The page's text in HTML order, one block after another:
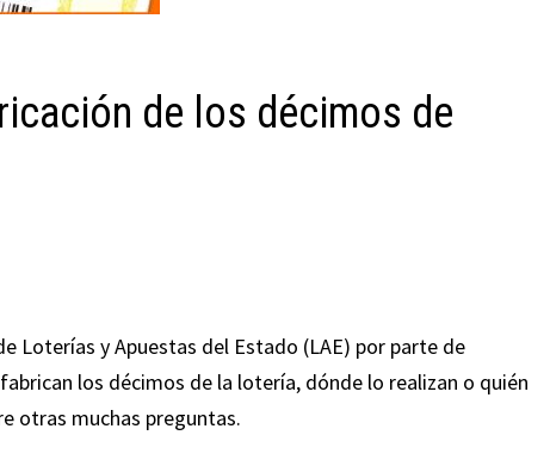
de los décimos de
Loterías y Apuestas del Estado (LAE) por parte de
los décimos de la lotería, dónde lo realizan o quién
otras muchas preguntas.